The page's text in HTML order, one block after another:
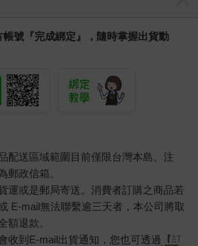
號『完成綁定』，隨時掌握出貨動
配送區域範圍目前僅限台灣本島。注
郵政信箱。
運或是郵局寄送。消費者訂購之商品若
E-mail無法聯繫逾三天者，本公司將取
額退款。
收到E-mail出貨通知，您也可透過【訂